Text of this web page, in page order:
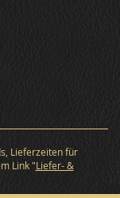
Lieferzeiten für
Link "Liefer- &